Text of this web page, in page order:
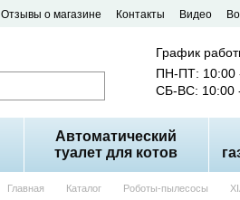
Отзывы о магазине Контакты Видео
График
ПН-ПТ: 10:00
СБ-ВС: 10:00
Автоматический
туалет для котов
Главная Каталог Роботы-пылесосы